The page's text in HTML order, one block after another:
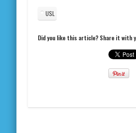
USL
Did you like this article? Share it with